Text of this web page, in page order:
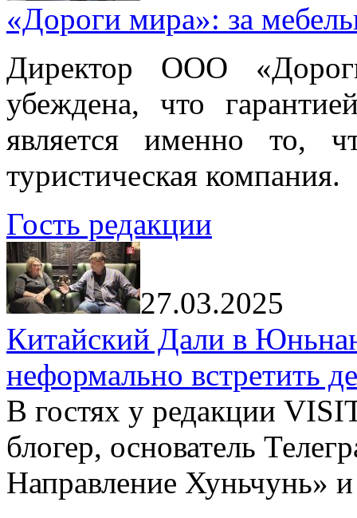
«Дороги мира»: за
Директор ООО
убеждена, что
является именно то,
туристическая компания.
Гость редакции
27.03.2025
Китайский Дали в
неформально встретить
В гостях у редакции
блогер, основатель
Направление Хуньчунь»